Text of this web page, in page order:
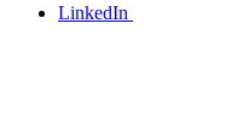
LinkedIn